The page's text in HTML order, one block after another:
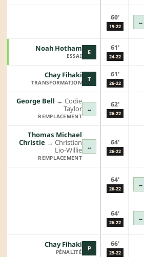
60'
19-22
↔
E
Noah Hotham
ESSAI
61'
24-22
T
Chay Fihaki
TRANSFORMATION
61'
26-22
↔
George Bell →︎ Codie
Taylor
REMPLACEMENT
62'
26-22
↔
Thomas Michael
Christie →︎ Christian
Lio-Willie
REMPLACEMENT
64'
26-22
64'
26-22
↔
64'
26-22
↔
P
Chay Fihaki
PÉNALITÉ
66'
29-22